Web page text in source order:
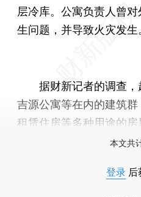
层冷库。公寓负责人曾
生问题，并导致火灾发生
据财新记者的调查，
吉源公寓等在内的建筑
租赁住房等多种用途的房
本文共
登录 后